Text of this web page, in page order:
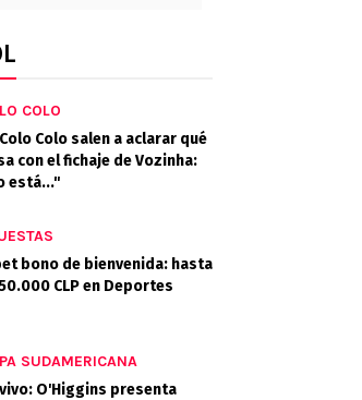
COLO
Colo salen a aclarar qué
con el fichaje de Vozinha:
está..."
bono de bienvenida: hasta
CLP en Deportes
SUDAMERICANA
vivo: O'Higgins presenta